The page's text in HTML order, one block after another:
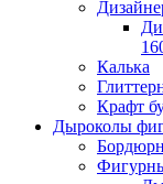
Калька
Крафт
Дыроколы